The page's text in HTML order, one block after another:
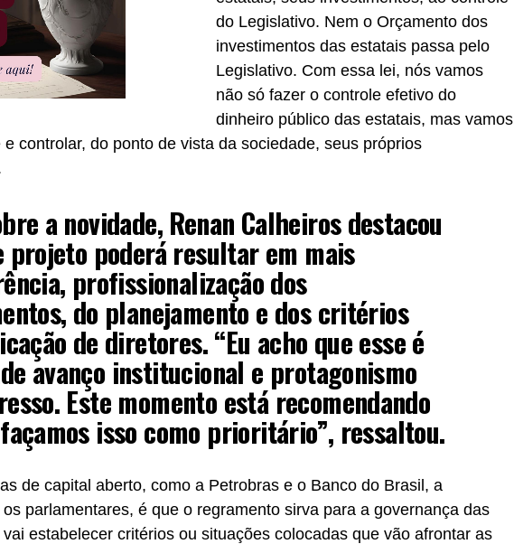
do Legislativo. Nem o Orçamento dos
investimentos das estatais passa pelo
Legislativo. Com essa lei, nós vamos
não só fazer o controle efetivo do
dinheiro público das estatais, mas vamos
controlar, do ponto de vista da sociedade, seus próprios
a novidade, Renan Calheiros destacou
projeto poderá resultar em mais
profissionalização dos
do planejamento e dos critérios
de diretores. “Eu acho que esse é
avanço institucional e protagonismo
Este momento está recomendando
isso como prioritário”, ressaltou.
de capital aberto, como a Petrobras e o Banco do Brasil, a
parlamentares, é que o regramento sirva para a governança das
vai estabelecer critérios ou situações colocadas que vão afrontar as